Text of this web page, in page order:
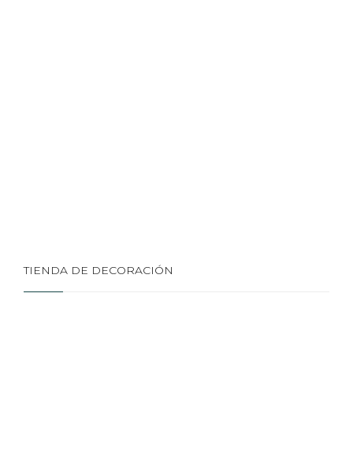
TIENDA DE DECORACIÓN